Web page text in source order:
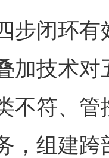
闭环有
加技术
不符、
，组建